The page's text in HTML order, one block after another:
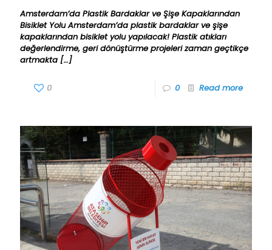
Amsterdam’da Plastik Bardaklar ve Şişe Kapaklarından
Bisiklet Yolu Amsterdam’da plastik bardaklar ve şişe
kapaklarından bisiklet yolu yapılacak! Plastik atıkları
değerlendirme, geri dönüştürme projeleri zaman geçtikçe
artmakta […]
0 0 Read more